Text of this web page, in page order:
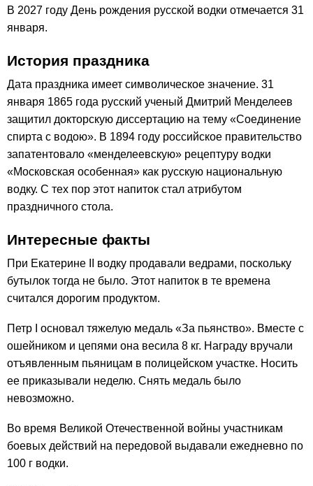
В 2027 году День рождения русской водки отмечается 31
января.
История праздника
Дата праздника имеет символическое значение. 31
января 1865 года русский ученый Дмитрий Менделеев
защитил докторскую диссертацию на тему «Соединение
спирта с водою». В 1894 году российское правительство
запатентовало «менделеевскую» рецептуру водки
«Московская особенная» как русскую национальную
водку. С тех пор этот напиток стал атрибутом
праздничного стола.
Интересные факты
При Екатерине II водку продавали ведрами, поскольку
бутылок тогда не было. Этот напиток в те времена
считался дорогим продуктом.
Петр I основал тяжелую медаль «За пьянство». Вместе с
ошейником и цепями она весила 8 кг. Награду вручали
отъявленным пьяницам в полицейском участке. Носить
ее приказывали неделю. Снять медаль было
невозможно.
Во время Великой Отечественной войны участникам
боевых действий на передовой выдавали ежедневно по
100 г водки.